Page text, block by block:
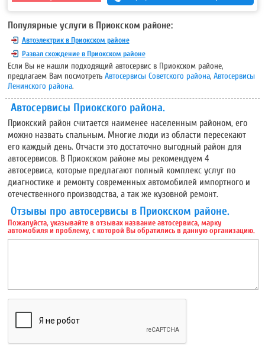
Популярные услуги в Приокском районе:
Автоэлектрик в Приокском районе
Развал схождение в Приокском районе
Если Вы не нашли подходящий автосервис в Приокском районе,
предлагаем Вам посмотретьАвтосервисы Советского района,Автосервисы
Ленинского района.
Автосервисы Приокского района.
Приокский район считается наименее населенным районом, его
можно назвать спальным. Многие люди из области пересекают
его каждый день. Отчасти это достаточно выгодный район для
автосервисов. В Приокском районе мы рекомендуем4
автосервиса, которые предлагают полный комплекс услуг по
диагностике и ремонту современных автомобилей импортного и
отечественного производства, а так же кузовной ремонт.
Отзывы про автосервисы в Приокском районе.
Пожалуйста, указывайте в отзывах название автосервиса, марку
автомобиля и проблему, с которой Вы обратились в данную организацию.